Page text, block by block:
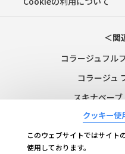
＜関
コラージュフル
コラージュ
スキナベー
ビーケーエイジ（
コラージュリ
クッキー使
このウェブサイトではサイト
使用しております。